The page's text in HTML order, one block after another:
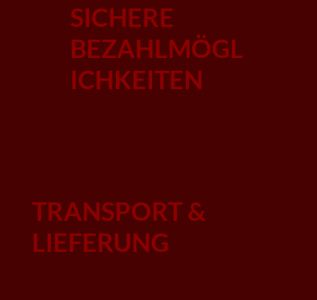
SICHERE
BEZAHLMÖGL
ICHKEITEN
TRANSPORT &
LIEFERUNG